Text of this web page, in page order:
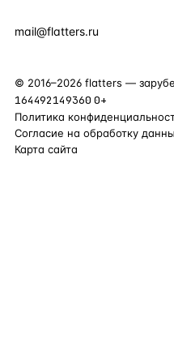
mail@flatters.ru
© 2016–2026 flatters —
164492149360 0+
Политика
Согласие на обработку
Карта сайта